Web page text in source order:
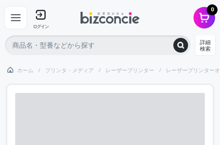
ログイン
0
詳細
検索
ホーム プリンタ・メディア レーザープリンター レーザープリンター